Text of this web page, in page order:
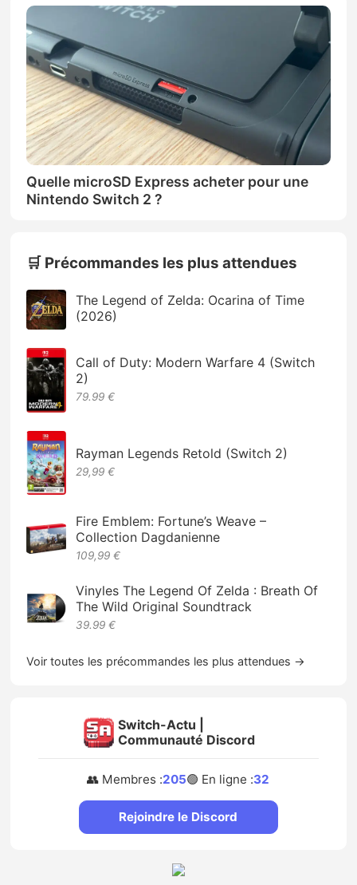
Quelle microSD Express acheter pour une
Nintendo Switch 2 ?
🛒 Précommandes les plus attendues
The Legend of Zelda: Ocarina of Time
(2026)
Call of Duty: Modern Warfare 4 (Switch
2)
79.99 €
Rayman Legends Retold (Switch 2)
29,99 €
Fire Emblem: Fortune’s Weave –
Collection Dagdanienne
109,99 €
Vinyles The Legend Of Zelda : Breath Of
The Wild Original Soundtrack
39.99 €
Voir toutes les précommandes les plus attendues →
Switch-Actu |
Communauté Discord
👥 Membres :205🟢 En ligne :32
Rejoindre le Discord